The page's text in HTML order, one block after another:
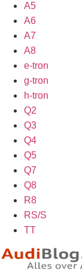
A5
A6
A7
A8
e-tron
g-tron
h-tron
Q2
Q3
Q4
Q5
Q7
Q8
R8
RS/S
TT